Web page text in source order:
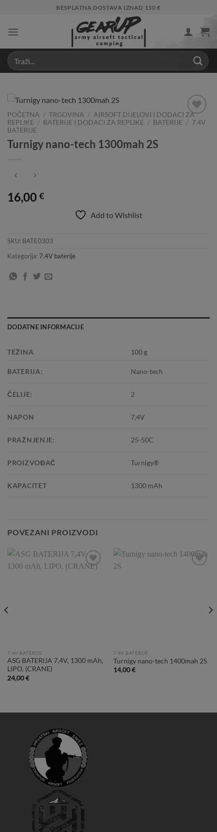
content
BESPLATNA DOSTAVA IZNAD 150 €
Add to
POČETNA / TRGOVINA / AIRSOFT DIJELOVI I DODACI ZA
REPLIKE / BATERIJE I DODACI ZA REPLIKE / BATERIJE / 7.4V
BATERIJE
Turnigy nano-tech 1300mah 2S
16,00 €
Add to Wishlist
SKU: BATE0303
Kategorija: 7.4V baterije
DODATNE INFORMACIJE
TEŽINA 100 g
BATERIJA: Nano-tech
ČELIJE: 2
NAPON 7,4V
PRAŽNJENJE: 25-50C
PROIZVOĐAČ Turnigy®
KAPACITET 1300 mAh
POVEZANI PROIZVODI
7.4V BATERIJE
ASG BATERIJA 7,4V, 1300 mAh,
LIPO, (CRANE)
24,00€
7.4V BATERIJE
Turnigy nano-tech 1400mah 2S
14,00€